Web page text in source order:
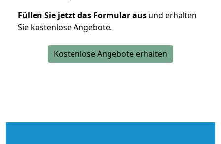
Füllen Sie jetzt das Formular aus und erhalten
Sie kostenlose Angebote.
Kostenlose Angebote erhalten